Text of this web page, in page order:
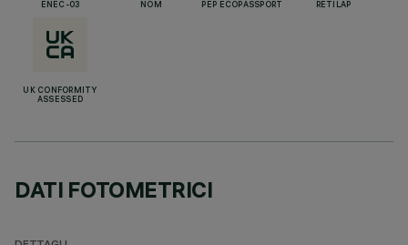
ENEC-03 NOM PEP ECOPASSPORT RETILAP
UK CONFORMITY
ASSESSED
DATI FOTOMETRICI